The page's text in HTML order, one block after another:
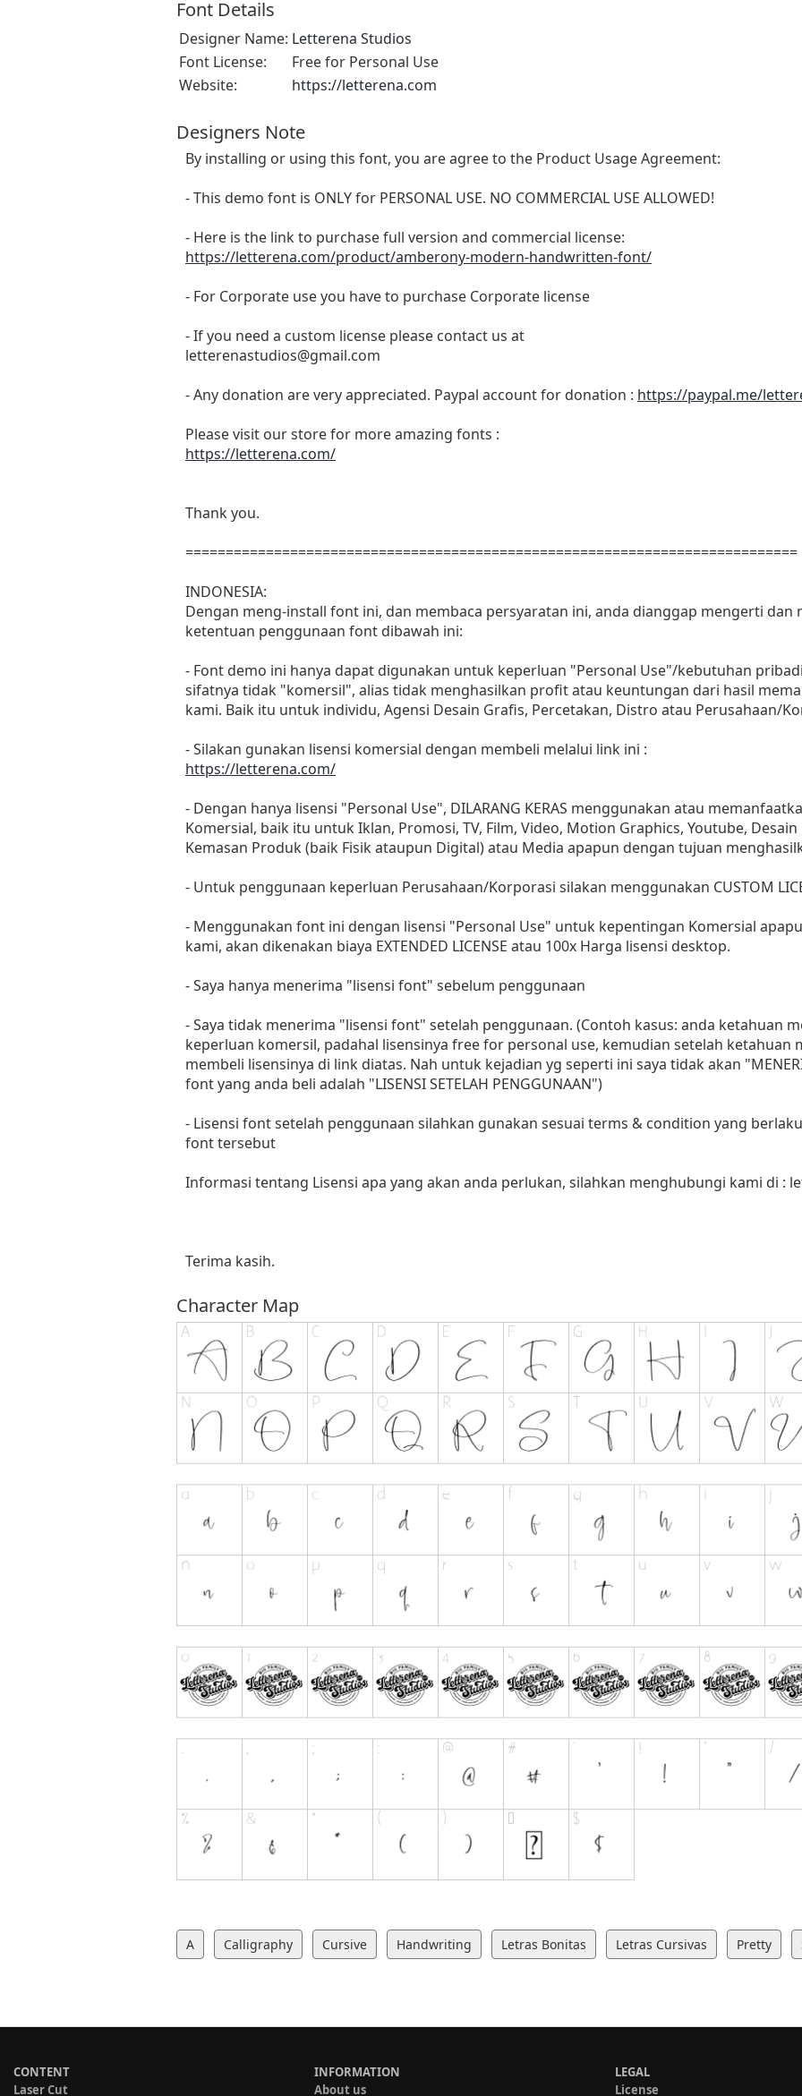
Font Details
Designer Name: Letterena Studios
Font License:
Free for Personal Use
Website:
https://letterena.com
Designers Note
By installing or using this font, you are agree to the Product Usage Agreement:
- This demo font is ONLY for PERSONAL USE. NO COMMERCIAL USE ALLOWED!
- Here is the link to purchase full version and commercial license:
https://letterena.com/product/amberony-modern-handwritten-font/
- For Corporate use you have to purchase Corporate license
- If you need a custom license please contact us at
letterenastudios@gmail.com
- Any donation are very appreciated. Paypal account for donation : https://paypal.me/
Please visit our store for more amazing fonts :
https://letterena.com/
Thank you.
============================================================================
INDONESIA:
Dengan meng-install font ini, dan membaca persyaratan ini, anda dianggap mengerti dan
ketentuan penggunaan font dibawah ini:
- Font demo ini hanya dapat digunakan untuk keperluan "Personal Use"/kebutuhan
sifatnya tidak "komersil", alias tidak menghasilkan profit atau keuntungan dari hasil
kami. Baik itu untuk individu, Agensi Desain Grafis, Percetakan, Distro atau Perusahaan/
- Silakan gunakan lisensi komersial dengan membeli melalui link ini :
https://letterena.com/
- Dengan hanya lisensi "Personal Use", DILARANG KERAS menggunakan atau
Komersial, baik itu untuk Iklan, Promosi, TV, Film, Video, Motion Graphics, Youtube,
Kemasan Produk (baik Fisik ataupun Digital) atau Media apapun dengan tujuan
- Untuk penggunaan keperluan Perusahaan/Korporasi silakan menggunakan CUSTOM
- Menggunakan font ini dengan lisensi "Personal Use" untuk kepentingan Komersial
kami, akan dikenakan biaya EXTENDED LICENSE atau 100x Harga lisensi desktop.
- Saya hanya menerima "lisensi font" sebelum penggunaan
- Saya tidak menerima "lisensi font" setelah penggunaan. (Contoh kasus: anda ketahuan
keperluan komersil, padahal lisensinya free for personal use, kemudian setelah ketahuan
membeli lisensinya di link diatas. Nah untuk kejadian yg seperti ini saya tidak akan
font yang anda beli adalah "LISENSI SETELAH PENGGUNAAN")
- Lisensi font setelah penggunaan silahkan gunakan sesuai terms & condition yang
font tersebut
Informasi tentang Lisensi apa yang akan anda perlukan, silahkan menghubungi kami di :
Terima kasih.
Character Map
A Calligraphy Cursive Handwriting Letras Bonitas Letras Cursivas Pretty
CONTENT
Laser Cut
INFORMATION
About us
LEGAL
License